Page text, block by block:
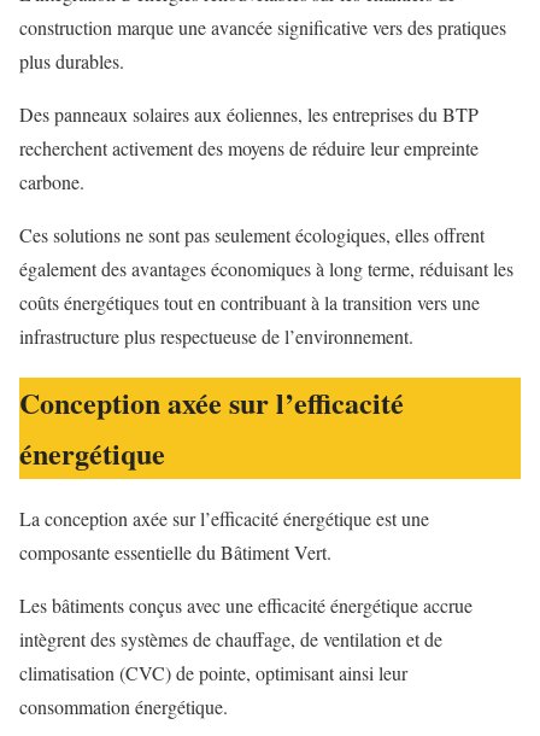
construction marque une avancée significative vers des pratiques
plus durables.
Des panneaux solaires aux éoliennes, les entreprises du BTP
recherchent activement des moyens de réduire leur empreinte
carbone.
Ces solutions ne sont pas seulement écologiques, elles offrent
également des avantages économiques à long terme, réduisant les
coûts énergétiques tout en contribuant à la transition vers une
infrastructure plus respectueuse de l’environnement.
Conception axée sur l’efficacité
énergétique
La conception axée sur l’efficacité énergétique est une
composante essentielle du Bâtiment Vert.
Les bâtiments conçus avec une efficacité énergétique accrue
intègrent des systèmes de chauffage, de ventilation et de
climatisation (CVC) de pointe, optimisant ainsi leur
consommation énergétique.